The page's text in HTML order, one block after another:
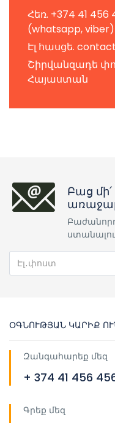
Հեռ. +374 41
(whatsapp, viber)
Էլ հասցե.
Շիրվանզադե
Հայաստան
Բաց
ՕԳՆՈՒԹՅԱՆ ԿԱՐԻՔ
Զանգահարեք մեզ
+ 374 41 456
Գրեք մեզ